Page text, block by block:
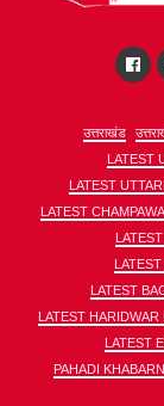
उत्तराखंड
LATEST
LATEST
LATEST
LATEST
LATEST HARIDWAR
LATEST
PAHADI